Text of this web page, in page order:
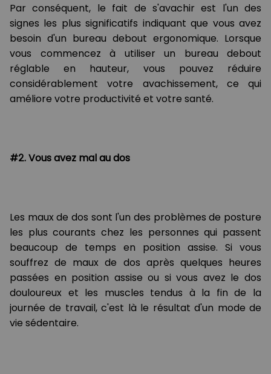
Par conséquent, le fait de s'avachir est l'un des
signes les plus significatifs indiquant que vous avez
besoin d'un bureau debout ergonomique. Lorsque
vous commencez à utiliser un bureau debout
réglable en hauteur, vous pouvez réduire
considérablement votre avachissement, ce qui
améliore votre productivité et votre santé.
#2. Vous avez mal au dos
Les maux de dos sont l'un des problèmes de posture
les plus courants chez les personnes qui passent
beaucoup de temps en position assise. Si vous
souffrez de maux de dos après quelques heures
passées en position assise ou si vous avez le dos
douloureux et les muscles tendus à la fin de la
journée de travail, c'est là le résultat d'un mode de
vie sédentaire.